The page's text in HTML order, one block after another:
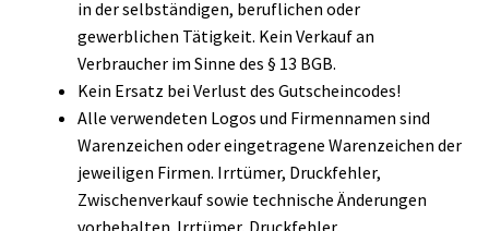
in der selbständigen, beruflichen oder
gewerblichen Tätigkeit. Kein Verkauf an
Verbraucher im Sinne des § 13 BGB.
Kein Ersatz bei Verlust des Gutscheincodes!
Alle verwendeten Logos und Firmennamen sind
Warenzeichen oder eingetragene Warenzeichen der
jeweiligen Firmen. Irrtümer, Druckfehler,
Zwischenverkauf sowie technische Änderungen
vorbehalten. Irrtümer, Druckfehler,